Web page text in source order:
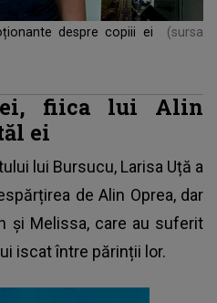
despre copiii ei
(sursa
fiica lui Alin
ei
lui Bursucu, Larisa Uță a
de Alin Oprea, dar
și Melissa, care au suferit
iscat între părinții lor.